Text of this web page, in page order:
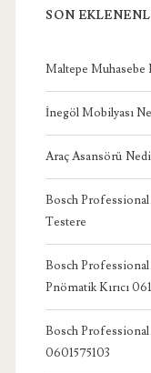
SON
Maltepe Muhasebe
İnegöl Mobilyası
Araç Asansörü
Bosch
Testere
Bosch Professional
Pnömatik Kırıcı
Bosch
0601575103